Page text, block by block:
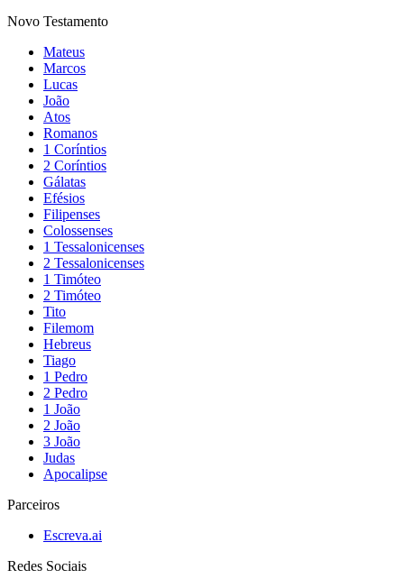
Novo Testamento
Mateus
Marcos
Lucas
João
Atos
Romanos
1 Coríntios
2 Coríntios
Gálatas
Efésios
Filipenses
Colossenses
1 Tessalonicenses
2 Tessalonicenses
1 Timóteo
2 Timóteo
Tito
Filemom
Hebreus
Tiago
1 Pedro
2 Pedro
1 João
2 João
3 João
Judas
Apocalipse
Parceiros
Escreva.ai
Redes Sociais